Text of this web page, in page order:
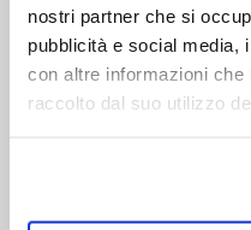
nostri partner che si
pubblicità e social media,
con altre informazioni che
raccolto dal suo utilizzo